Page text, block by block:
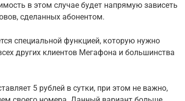
в этом случае будет напрямую зависеть
сделанных абонентом.
специальной функцией, которую нужно
других клиентов Мегафона и большинства
5 рублей в сутки, при этом не важно,